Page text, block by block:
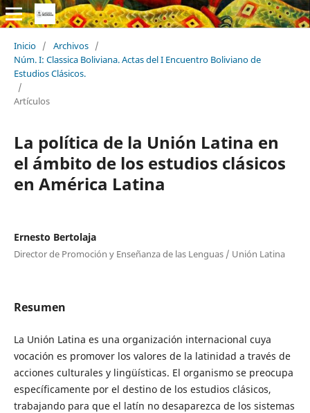
Inicio / Archivos /
Núm. I: Classica Boliviana. Actas del I Encuentro Boliviano de
Estudios Clásicos.
/
Artículos
La política de la Unión Latina en
el ámbito de los estudios clásicos
en América Latina
Ernesto Bertolaja
Director de Promoción y Enseñanza de las Lenguas / Unión Latina
Resumen
La Unión Latina es una organización internacional cuya
vocación es promover los valores de la latinidad a través de
acciones culturales y lingüísticas. El organismo se preocupa
específicamente por el destino de los estudios clásicos,
trabajando para que el latín no desaparezca de los sistemas